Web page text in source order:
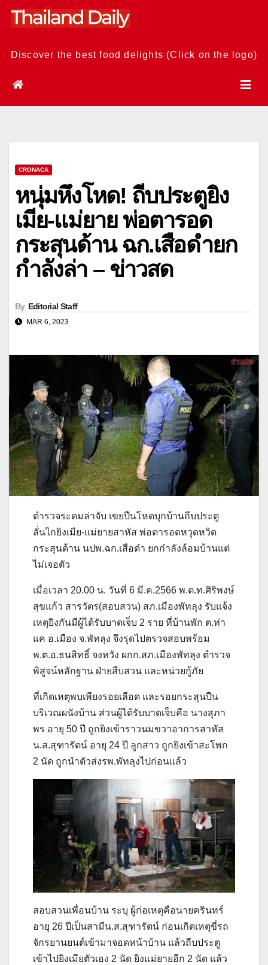
Skip
Discover the best food delights (Click on the logo)
CRONACA
หนุ่มหึงโหด! ถีบประตูยิง
เมีย-แม่ยาย พ่อตารอด
กระสุนด้าน ฉก.เสือดำยก
กำลังล่า – ข่าวสด
By Editorial Staff
MAR 6, 2023
ตำรวจระดมล่าจับ เขยปืนโหดบุกบ้านถีบประตู
ลั่นไกยิงเมีย-แม่ยายสาหัส พ่อตารอดหวุดหวิด
กระสุนด้าน นปพ.ฉก.เสือดำ ยกกำลังล้อมบ้านแต่
ไม่เจอตัว
เมื่อเวลา 20.00 น. วันที่ 6 มี.ค.2566 พ.ต.ท.ศิริพงษ์
สุขแก้ว สารวัตร(สอบสวน) สภ.เมืองพัทลุง รับแจ้ง
เหตุยิงกันมีผู้ได้รับบาดเจ็บ 2 ราย ที่บ้านพัก ต.ท่า
แค อ.เมือง จ.พัทลุง จึงรุดไปตรวจสอบพร้อม
พ.ต.อ.ธนสิทธิ์ จงหวัง ผกก.สภ.เมืองพัทลุง ตำรวจ
พิสูจน์หลักฐาน ฝ่ายสืบสวน และหน่วยกู้ภัย
ที่เกิดเหตุพบเพียงรอยเลือด และรอยกระสุนปืน
บริเวณผนังบ้าน ส่วนผู้ได้รับบาดเจ็บคือ นางสุภา
พร อายุ 50 ปี ถูกยิงเข้าราวนมขวาอาการสาหัส
น.ส.สุฑารัตน์ อายุ 24 ปี ลูกสาว ถูกยิงเข้าสะโพก
2 นัด ถูกนำตัวส่งรพ.พัทลุงไปก่อนแล้ว
สอบสวนเพื่อนบ้าน ระบุ ผู้ก่อเหตุคือนายครินทร์
อายุ 26 ปีเป็นสามีน.ส.สุฑารัตน์ ก่อนเกิดเหตุขี่รถ
จักรยานยนต์เข้ามาจอดหน้าบ้าน แล้วถีบประตู
เข้าไปยิงเมียตัวเอง 2 นัด ยิงแม่ยายอีก 2 นัด แล้ว